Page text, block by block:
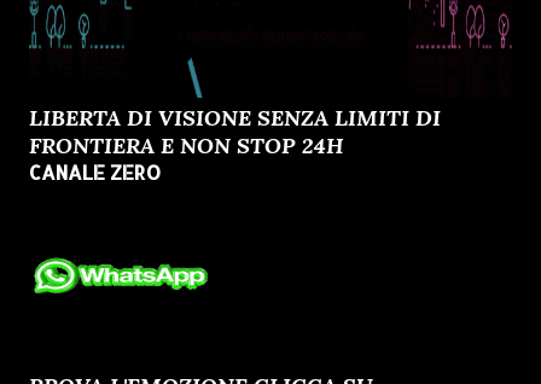
LIBERTA DI VISIONE SENZA LIMITI DI
FRONTIERA E NON STOP 24H
CANALE ZERO